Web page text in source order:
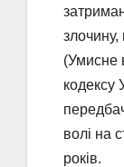
злочину,
(Умисне
кодексу
волі на
років.